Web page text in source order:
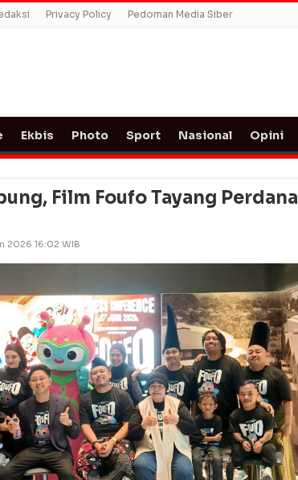
Privacy Policy Pedoman Media Siber
Ekbis Photo Sport Nasional Opini
Film Foufo Tayang Perdana
2026 16:02 WIB